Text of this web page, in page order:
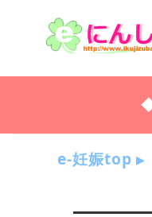
e-妊娠top